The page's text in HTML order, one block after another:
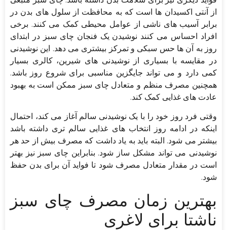
از آنتی اکسیدان ها است که به محافظت از سلول های بدن در
برابر آسیب های ناشی از عوامل محیطی کمک می کنند. برخی
افراد احساس می کنند نوشیدن یک فنجان چای سبز در ابتدای
روز به آن ها حس سبکی و تمرکز بیشتری می دهد. این نوشیدنی
در مقایسه با بسیاری از نوشیدنی های شیرین، کالری بسیار
کمی دارد و می تواند جایگزین مناسبی برای شروع روز باشد.
همچنین مصرف منظم و متعادل چای سبز ممکن است به بهبود
عادت های غذایی کمک کند.
وقتی فرد روز خود را با یک نوشیدنی سالم آغاز می کند، احتمال
اینکه در ادامه روز انتخاب های غذایی سالم تری داشته باشد
بیشتر می شود. البته باید به یاد داشت که مصرف بیش از حد هر
نوشیدنی می تواند مشکل ساز شود. بنابراین چای سبز نیز بهتر
است در مقدار متعادل مصرف شود تا فواید آن برای بدن حفظ
شود.
بهترین زمان مصرف چای سبز
ناشتا برای لاغری